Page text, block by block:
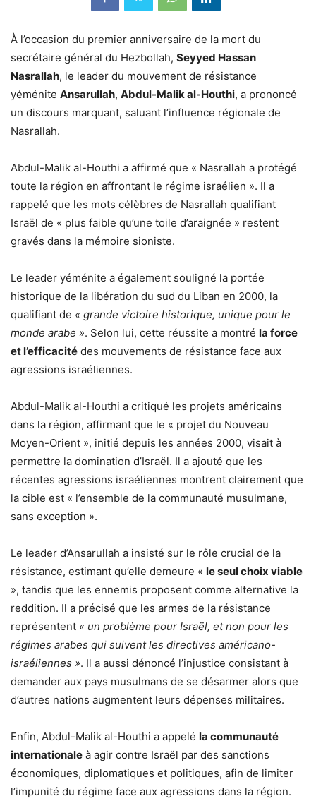
À l’occasion du premier anniversaire de la mort du
secrétaire général du Hezbollah, Seyyed Hassan
Nasrallah, le leader du mouvement de résistance
yéménite Ansarullah, Abdul-Malik al-Houthi, a prononcé
un discours marquant, saluant l’influence régionale de
Nasrallah.
Abdul-Malik al-Houthi a affirmé que « Nasrallah a protégé
toute la région en affrontant le régime israélien ». Il a
rappelé que les mots célèbres de Nasrallah qualifiant
Israël de « plus faible qu’une toile d’araignée » restent
gravés dans la mémoire sioniste.
Le leader yéménite a également souligné la portée
historique de la libération du sud du Liban en 2000, la
qualifiant de « grande victoire historique, unique pour le
monde arabe ». Selon lui, cette réussite a montré la force
et l’efficacité des mouvements de résistance face aux
agressions israéliennes.
Abdul-Malik al-Houthi a critiqué les projets américains
dans la région, affirmant que le « projet du Nouveau
Moyen-Orient », initié depuis les années 2000, visait à
permettre la domination d’Israël. Il a ajouté que les
récentes agressions israéliennes montrent clairement que
la cible est « l’ensemble de la communauté musulmane,
sans exception ».
Le leader d’Ansarullah a insisté sur le rôle crucial de la
résistance, estimant qu’elle demeure « le seul choix viable
», tandis que les ennemis proposent comme alternative la
reddition. Il a précisé que les armes de la résistance
représentent « un problème pour Israël, et non pour les
régimes arabes qui suivent les directives américano-
israéliennes ». Il a aussi dénoncé l’injustice consistant à
demander aux pays musulmans de se désarmer alors que
d’autres nations augmentent leurs dépenses militaires.
Enfin, Abdul-Malik al-Houthi a appelé la communauté
internationale à agir contre Israël par des sanctions
économiques, diplomatiques et politiques, afin de limiter
l’impunité du régime face aux agressions dans la région.